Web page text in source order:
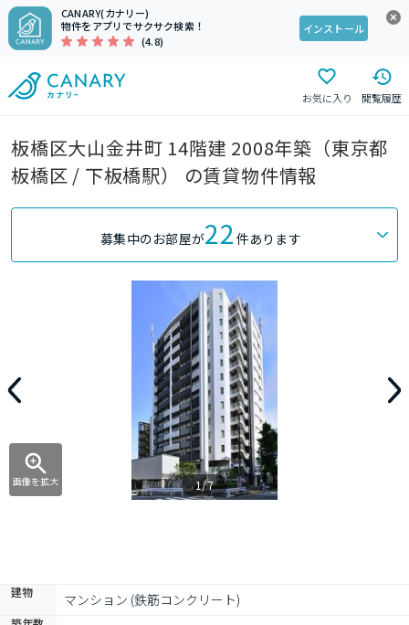
CANARY(カナリー)
物件をアプリでサクサク検索！
(4.8)
インストール
お気に入り 閲覧履歴
板橋区大山金井町 14階建 2008年築（東京都
板橋区 / 下板橋駅） の賃貸物件情報
募集中のお部屋が22 件あります
画像を拡大 1/7
建物 マンション (鉄筋コンクリート)